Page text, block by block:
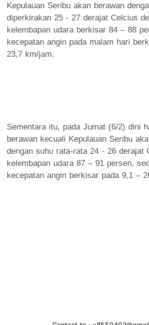
Kepulauan Seribu akan berawan
diperkirakan 25 - 27 derajat Celcius
kelembapan udara berkisar 84 – 88
kecepatan angin pada malam hari
23,7 km/jam.
Sementara itu, pada Jumat (6/2) dini
berawan kecuali Kepulauan Seribu
dengan suhu rata-rata 24 - 26 derajat
kelembapan udara 87 – 91 persen,
kecepatan angin berkisar pada 9,1 –